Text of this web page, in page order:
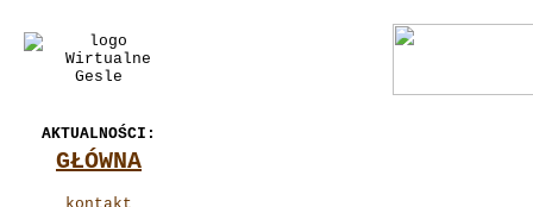
AKTUALNOŚCI:
GŁÓWNA